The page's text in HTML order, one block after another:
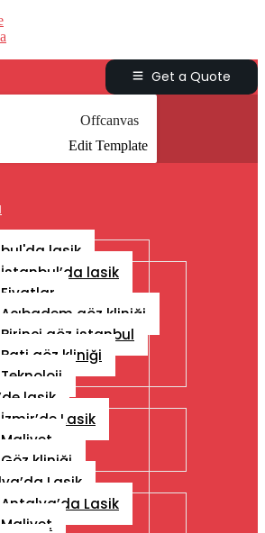
Get a Quote
Offcanvas
Edit Template
lasik
İstanbul’da lasik
Fiyatlar
Acıbadem göz kliniği
Birinci göz istanbul
Bati göz kliniği
Teknoloji
lasik
İzmir’de Lasik
Maliyet
Göz kliniği
Lasik
Antalya’da Lasik
Maliyet